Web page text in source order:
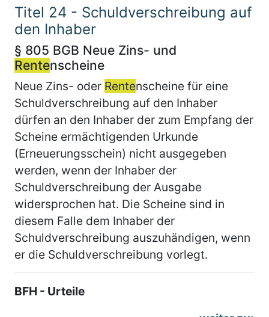
Titel 24 - Schuldverschreibung auf
den Inhaber
§ 805 BGB Neue Zins- und
Rentenscheine
Neue Zins- oder Rentenscheine für eine
Schuldverschreibung auf den Inhaber
dürfen an den Inhaber der zum Empfang der
Scheine ermächtigenden Urkunde
(Erneuerungsschein) nicht ausgegeben
werden, wenn der Inhaber der
Schuldverschreibung der Ausgabe
widersprochen hat. Die Scheine sind in
diesem Falle dem Inhaber der
Schuldverschreibung auszuhändigen, wenn
er die Schuldverschreibung vorlegt.
BFH - Urteile